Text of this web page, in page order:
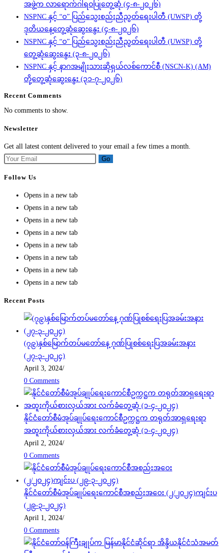
အဖွဲ့က လာရောက်ဂါရဝပြုတွေ့ဆုံ (၄-၈-၂၀၂၆)
NSPNC နှင့် “ဝ” ပြည်သွေးစည်းညီညွတ်ရေးပါတီ (UWSP) တို့
ဒုတိယနေ့တွေ့ဆုံဆွေးနွေး (၄-၈-၂၀၂၆)
NSPNC နှင့် “ဝ” ပြည်သွေးစည်းညီညွတ်ရေးပါတီ (UWSP) တို့
တွေ့ဆုံဆွေးနွေး (၃-၈-၂၀၂၆)
NSPNC နှင့် နာဂအမျိုးသားဆိုရှယ်လစ်ကောင်စီ (NSCN-K) (AM)
တို့တွေ့ဆုံဆွေးနွေး (၃၁-၇-၂၀၂၆)
Recent Comments
No comments to show.
Newsletter
Get all latest content delivered to your email a few times a month.
Go
Follow Us
Opens in a new tab
Opens in a new tab
Opens in a new tab
Opens in a new tab
Opens in a new tab
Opens in a new tab
Opens in a new tab
Opens in a new tab
Recent Posts
(၇၉)နှစ်မြောက်တပ်မတော်နေ့ ဂုဏ်ပြုစစ်ရေးပြအခမ်းအနား
(၂၇-၃-၂၀၂၄)
April 3, 2024/
0 Comments
နိုင်ငံတော်စီမံအုပ်ချုပ်ရေးကောင်စီဥက္ကဋ္ဌက တရုတ်အာရှရေးရာ
အထူးကိုယ်စားလှယ်အား လက်ခံတွေ့ဆုံ (၁-၄-၂၀၂၄)
April 2, 2024/
0 Comments
နိုင်ငံတော်စီမံအုပ်ချုပ်ရေးကောင်စီအစည်းအဝေး (၂/၂၀၂၄)ကျင်းပ
(၂၉-၃-၂၀၂၄)
April 1, 2024/
0 Comments